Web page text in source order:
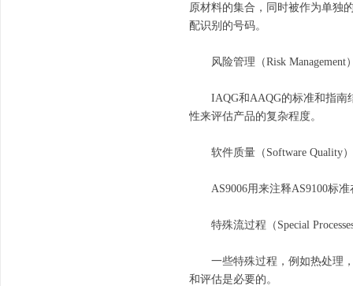
原材料的集合，同时被作为单独
配识别的号码。
风险管理（Risk Management
IAQG和AAQG的标准和指南结
性来评估产品的复杂程度。
软件质量（Software Quality）
AS9006用来注释AS9100标准
特殊流过程（Special
一些特殊过程，例如热处理，
和评估是必要的。